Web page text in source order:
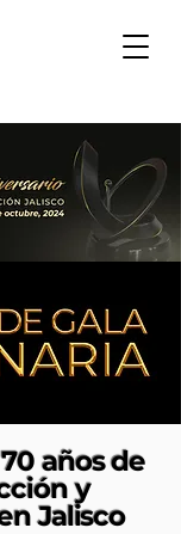
años de
y
Jalisco